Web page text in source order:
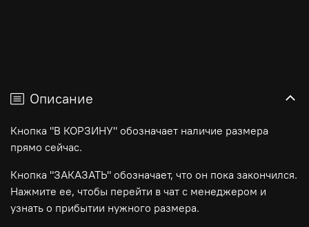
Описание
Кнопка "В КОРЗИНУ" обозначает наличие размера
прямо сейчас.
Кнопка "ЗАКАЗАТЬ" обозначает, что он пока закончился.
Нажмите ее, чтобы перейти в чат с менеджером и
узнать о прибытии нужного размера.